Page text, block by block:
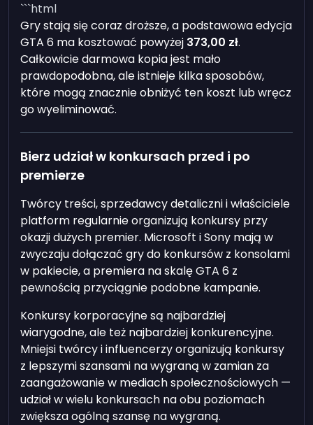
```html
Gry stają się coraz droższe, a podstawowa edycja
GTA 6 ma kosztować powyżej 373,00 zł.
Całkowicie darmowa kopia jest mało
prawdopodobna, ale istnieje kilka sposobów,
które mogą znacznie obniżyć ten koszt lub wręcz
go wyeliminować.
Bierz udział w konkursach przed i po
premierze
Twórcy treści, sprzedawcy detaliczni i właściciele
platform regularnie organizują konkursy przy
okazji dużych premier. Microsoft i Sony mają w
zwyczaju dołączać gry do konkursów z konsolami
w pakiecie, a premiera na skalę GTA 6 z
pewnością przyciągnie podobne kampanie.
Konkursy korporacyjne są najbardziej
wiarygodne, ale też najbardziej konkurencyjne.
Mniejsi twórcy i influencerzy organizują konkursy
z lepszymi szansami na wygraną w zamian za
zaangażowanie w mediach społecznościowych —
udział w wielu konkursach na obu poziomach
zwiększa ogólną szansę na wygraną.